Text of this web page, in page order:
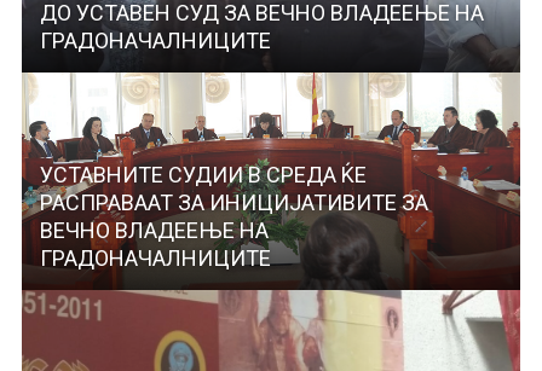
ДО УСТАВЕН СУД ЗА ВЕЧНО ВЛАДЕЕЊЕ НА
ГРАДОНАЧАЛНИЦИТЕ
УСТАВНИТЕ СУДИИ В СРЕДА ЌЕ
РАСПРАВААТ ЗА ИНИЦИЈАТИВИТЕ ЗА
ВЕЧНО ВЛАДЕЕЊЕ НА
ГРАДОНАЧАЛНИЦИТЕ